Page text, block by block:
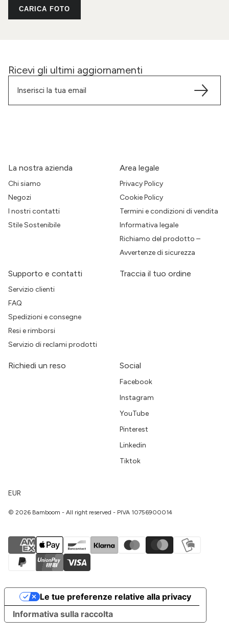
CARICA FOTO
Ricevi gli ultimi aggiornamenti
La nostra azienda
Chi siamo
Negozi
I nostri contatti
Stile Sostenibile
Area legale
Privacy Policy
Cookie Policy
Termini e condizioni di vendita
Informativa legale
Richiamo del prodotto –
Avvertenze di sicurezza
Supporto e contatti
Servizio clienti
FAQ
Spedizioni e consegne
Resi e rimborsi
Servizio di reclami prodotti
Traccia il tuo ordine
Richiedi un reso Social
Facebook
Instagram
YouTube
Pinterest
Linkedin
Tiktok
EUR
© 2026 Bamboom - All right reserved - PIVA 10756900014
Informativa sulla raccolta
Le tue preferenze relative alla privacy